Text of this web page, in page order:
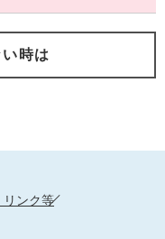
時は
リンク等